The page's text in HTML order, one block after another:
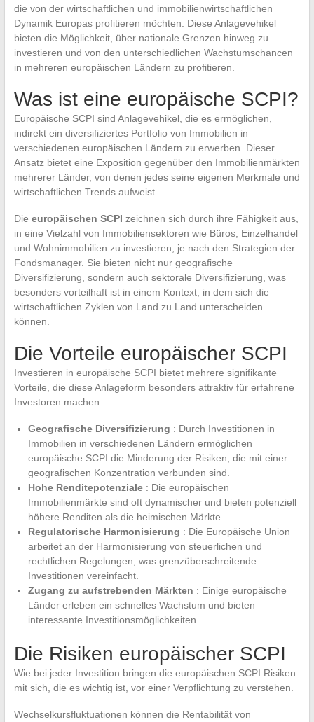
die von der wirtschaftlichen und immobilienwirtschaftlichen
Dynamik Europas profitieren möchten. Diese Anlagevehikel
bieten die Möglichkeit, über nationale Grenzen hinweg zu
investieren und von den unterschiedlichen Wachstumschancen
in mehreren europäischen Ländern zu profitieren.
Was ist eine europäische SCPI?
Europäische SCPI sind Anlagevehikel, die es ermöglichen,
indirekt ein diversifiziertes Portfolio von Immobilien in
verschiedenen europäischen Ländern zu erwerben. Dieser
Ansatz bietet eine Exposition gegenüber den Immobilienmärkten
mehrerer Länder, von denen jedes seine eigenen Merkmale und
wirtschaftlichen Trends aufweist.
Die europäischen SCPI zeichnen sich durch ihre Fähigkeit aus,
in eine Vielzahl von Immobiliensektoren wie Büros, Einzelhandel
und Wohnimmobilien zu investieren, je nach den Strategien der
Fondsmanager. Sie bieten nicht nur geografische
Diversifizierung, sondern auch sektorale Diversifizierung, was
besonders vorteilhaft ist in einem Kontext, in dem sich die
wirtschaftlichen Zyklen von Land zu Land unterscheiden
können.
Die Vorteile europäischer SCPI
Investieren in europäische SCPI bietet mehrere signifikante
Vorteile, die diese Anlageform besonders attraktiv für erfahrene
Investoren machen.
Geografische Diversifizierung : Durch Investitionen in
Immobilien in verschiedenen Ländern ermöglichen
europäische SCPI die Minderung der Risiken, die mit einer
geografischen Konzentration verbunden sind.
Hohe Renditepotenziale : Die europäischen
Immobilienmärkte sind oft dynamischer und bieten potenziell
höhere Renditen als die heimischen Märkte.
Regulatorische Harmonisierung : Die Europäische Union
arbeitet an der Harmonisierung von steuerlichen und
rechtlichen Regelungen, was grenzüberschreitende
Investitionen vereinfacht.
Zugang zu aufstrebenden Märkten : Einige europäische
Länder erleben ein schnelles Wachstum und bieten
interessante Investitionsmöglichkeiten.
Die Risiken europäischer SCPI
Wie bei jeder Investition bringen die europäischen SCPI Risiken
mit sich, die es wichtig ist, vor einer Verpflichtung zu verstehen.
Wechselkursfluktuationen können die Rentabilität von